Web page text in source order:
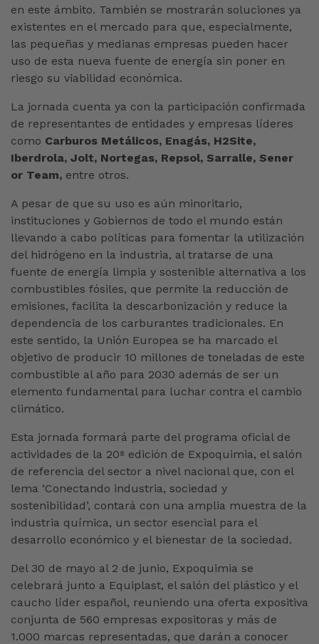
en este ámbito. También se mostrarán soluciones ya
existentes en el mercado para que, especialmente,
las pequeñas y medianas empresas pueden hacer
uso de esta nueva fuente de energía sin poner en
riesgo su viabilidad económica.
La jornada cuenta ya con la participación confirmada
de representantes de entidades y empresas líderes
como Carburos Metálicos, Enagás, H2Site,
Iberdrola, Jolt, Nortegas, Repsol, Sarralle, Sener
or Team, entre otros.
A pesar de que su uso es aún minoritario,
instituciones y Gobiernos de todo el mundo están
llevando a cabo políticas para fomentar la utilización
del hidrógeno en la industria, al tratarse de una
fuente de energía limpia y sostenible alternativa a los
combustibles fósiles, que permite la reducción de
emisiones, facilita la descarbonización y reduce la
dependencia de los carburantes tradicionales. En
este sentido, la Unión Europea se ha marcado el
objetivo de producir 10 millones de toneladas de este
combustible al año para 2030 además de ser un
elemento fundamental para luchar contra el cambio
climático.
Esta jornada formará parte del programa oficial de
actividades de la 20ª edición de Expoquimia, el salón
de referencia del sector a nivel nacional que, con el
lema ‘Conectando industria, sociedad y
sostenibilidad’, contará con una amplia muestra de la
industria química, un sector esencial para el
desarrollo económico y el bienestar de la sociedad.
Del 30 de mayo al 2 de junio, Expoquimia se
celebrará junto a Equiplast, el salón del plástico y el
caucho líder español, reuniendo una oferta expositiva
conjunta de 560 empresas expositoras y más de
1.000 marcas representadas, que darán a conocer